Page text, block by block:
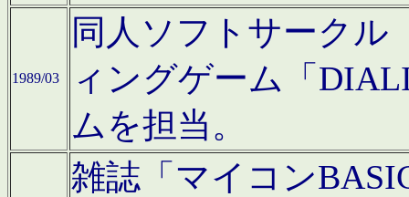
1989/03
同人ソフトサークル
ィングゲーム「
ムを担当。
雑誌「マイコン